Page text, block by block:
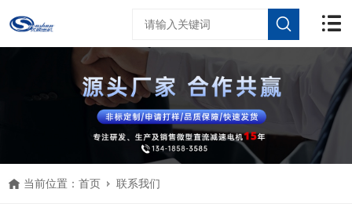
当前位置：首页 联系我们